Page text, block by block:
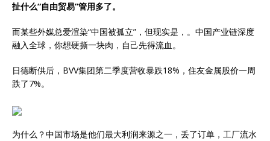
扯什么“自由贸易”管用多了。
而某些外媒总爱渲染“中国被孤立”，但现实是，。中国产业链深度
融入全球，你想硬撕一块肉，自己先得流血。
日德断供后，BVV集团第二季度营收暴跌18%，住友金属股价一周
跌了7%。
为什么？中国市场是他们最大利润来源之一，丢了订单，工厂流水